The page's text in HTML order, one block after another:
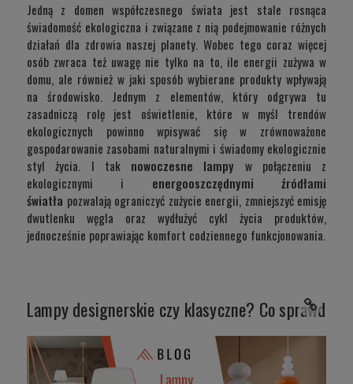
Jedną z domen współczesnego świata jest stale rosnąca
świadomość ekologiczna i związane z nią podejmowanie różnych
działań dla zdrowia naszej planety. Wobec tego coraz więcej
osób zwraca też uwagę nie tylko na to, ile energii zużywa w
domu, ale również w jaki sposób wybierane produkty wpływają
na środowisko. Jednym z elementów, który odgrywa tu
zasadniczą rolę jest oświetlenie, które w myśl trendów
ekologicznych powinno wpisywać się w zrównoważone
gospodarowanie zasobami naturalnymi i świadomy ekologicznie
styl życia. I tak nowoczesne lampy w połączeniu z
ekologicznymi i energooszczędnymi źródłami
światła pozwalają ograniczyć zużycie energii, zmniejszyć emisję
dwutlenku węgla oraz wydłużyć cykl życia produktów,
jednocześnie poprawiając komfort codziennego funkcjonowania.
Lampy designerskie czy klasyczne? Co sprawdzi